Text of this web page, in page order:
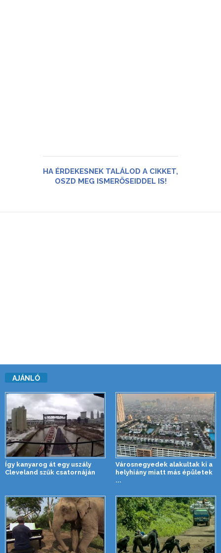
HA ÉRDEKESNEK TALÁLOD A CIKKET,
OSZD MEG ISMERŐSEIDDEL IS!
AJÁNLÓ
Így kanyarog át egy uszály
Cleveland szűk csatornáján
Városnegyedek alakultak ki a
helyhiány miatt más épületek
...